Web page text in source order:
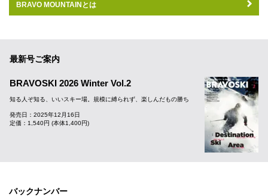
BRAVO MOUNTAINとは
最新号ご案内
BRAVOSKI 2026 Winter Vol.2
知る人ぞ知る、いいスキー場。規模に縛られず、楽しんだもの勝ち
発売日：2025年12月16日
定価：1,540円 (本体1,400円)
バックナンバー